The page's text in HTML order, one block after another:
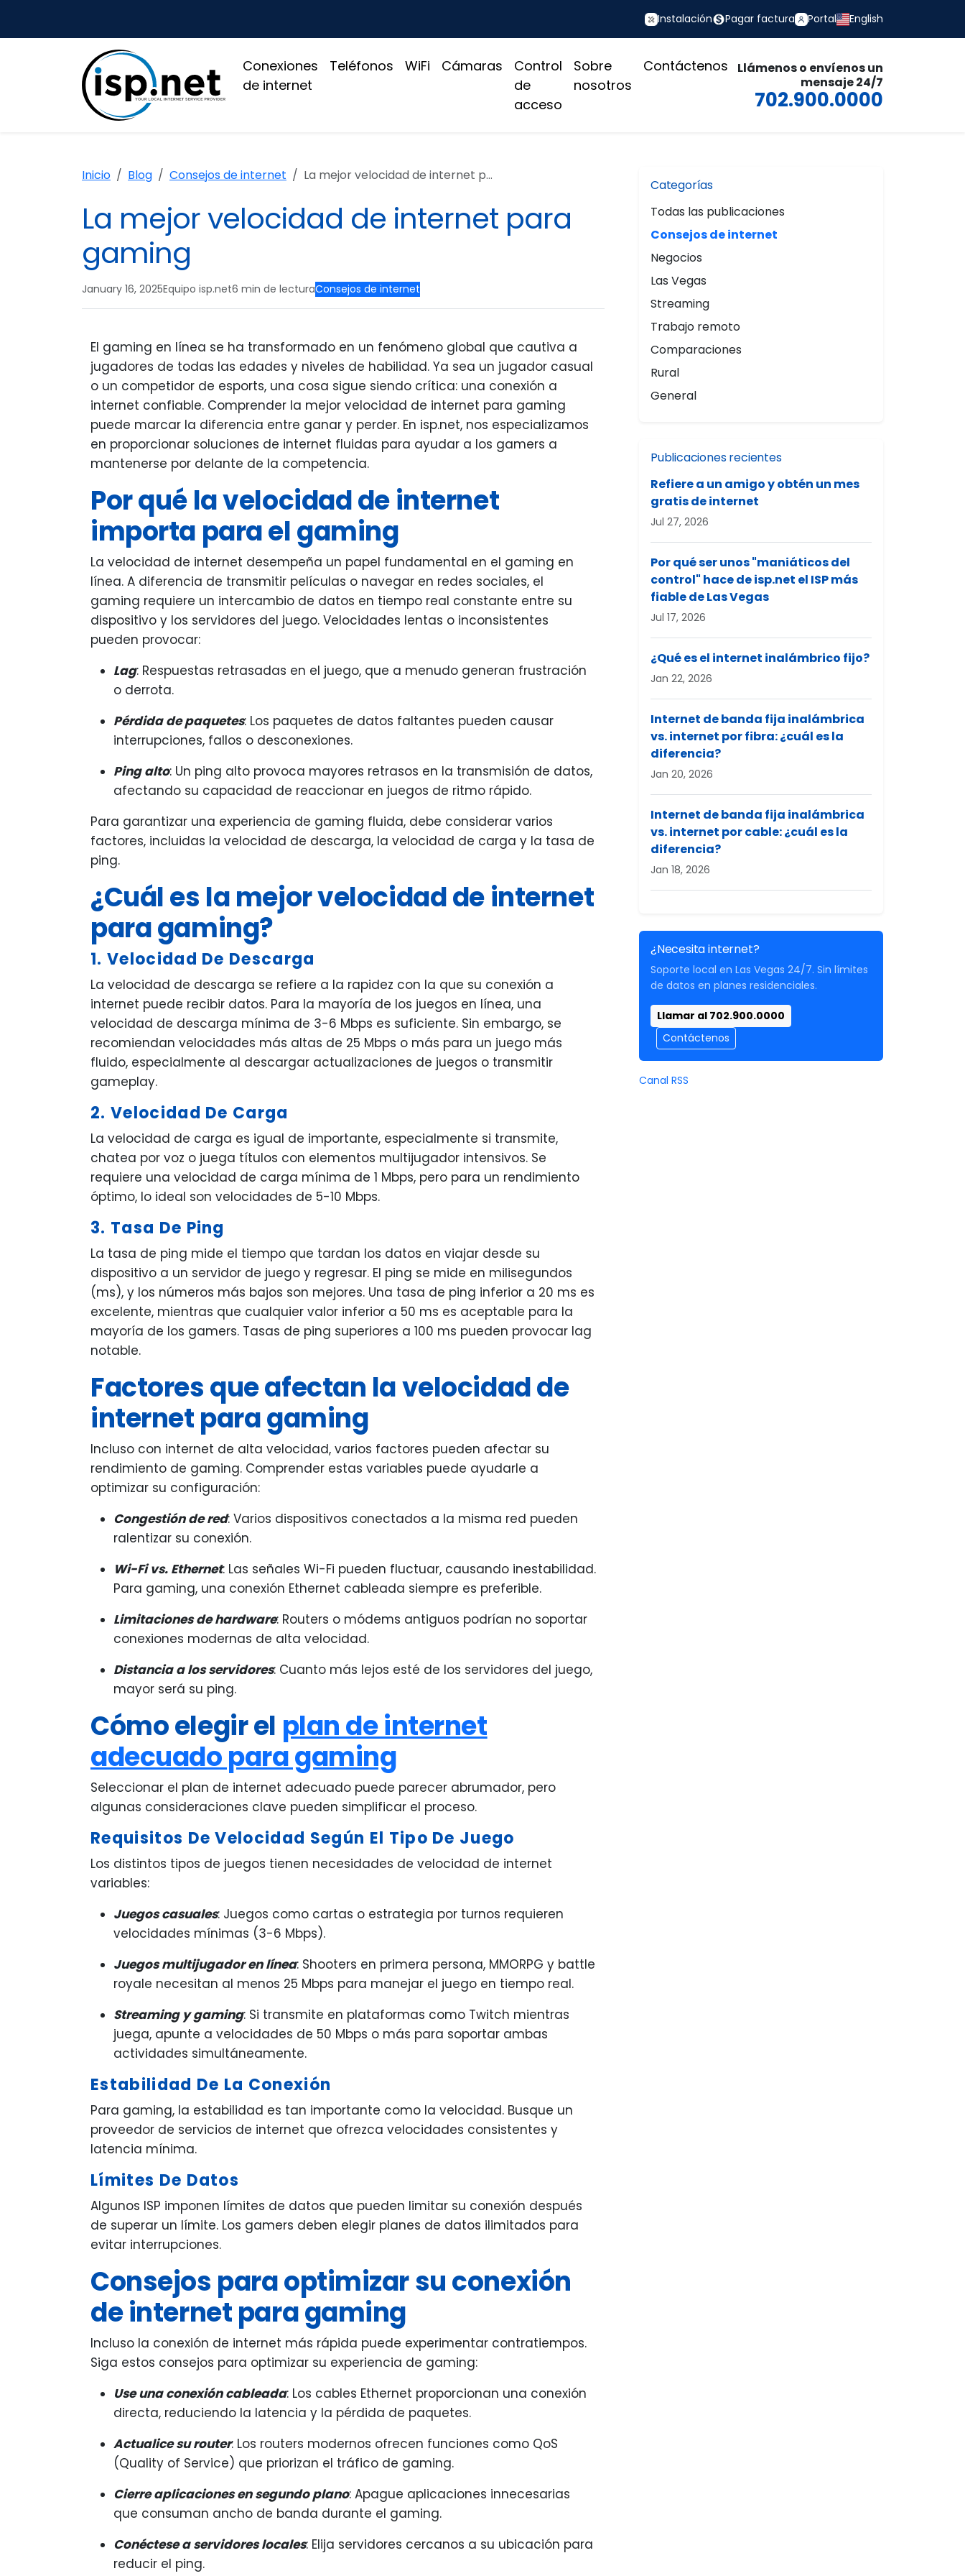
Instalación Pagar factura Portal English
Conexiones
de internet
Teléfonos WiFi Cámaras
Control
de
acceso
Sobre
nosotros
Contáctenos
Llámenos o envíenos un
mensaje 24/7
702.900.0000
Inicio Blog Consejos de internet La mejor velocidad de internet para gaming
La mejor velocidad de internet para
gaming
January 16, 2025Equipo isp.net6 min de lecturaConsejos de internet
El gaming en línea se ha transformado en un fenómeno global que cautiva a
jugadores de todas las edades y niveles de habilidad. Ya sea un jugador casual
o un competidor de esports, una cosa sigue siendo crítica: una conexión a
internet confiable. Comprender la mejor velocidad de internet para gaming
puede marcar la diferencia entre ganar y perder. En isp.net, nos especializamos
en proporcionar soluciones de internet fluidas para ayudar a los gamers a
mantenerse por delante de la competencia.
Por qué la velocidad de internet
importa para el gaming
La velocidad de internet desempeña un papel fundamental en el gaming en
línea. A diferencia de transmitir películas o navegar en redes sociales, el
gaming requiere un intercambio de datos en tiempo real constante entre su
dispositivo y los servidores del juego. Velocidades lentas o inconsistentes
pueden provocar:
Lag: Respuestas retrasadas en el juego, que a menudo generan frustración
o derrota.
Pérdida de paquetes: Los paquetes de datos faltantes pueden causar
interrupciones, fallos o desconexiones.
Ping alto: Un ping alto provoca mayores retrasos en la transmisión de datos,
afectando su capacidad de reaccionar en juegos de ritmo rápido.
Para garantizar una experiencia de gaming fluida, debe considerar varios
factores, incluidas la velocidad de descarga, la velocidad de carga y la tasa de
ping.
¿Cuál es la mejor velocidad de internet
para gaming?
1. Velocidad De Descarga
La velocidad de descarga se refiere a la rapidez con la que su conexión a
internet puede recibir datos. Para la mayoría de los juegos en línea, una
velocidad de descarga mínima de 3-6 Mbps es suficiente. Sin embargo, se
recomiendan velocidades más altas de 25 Mbps o más para un juego más
fluido, especialmente al descargar actualizaciones de juegos o transmitir
gameplay.
2. Velocidad De Carga
La velocidad de carga es igual de importante, especialmente si transmite,
chatea por voz o juega títulos con elementos multijugador intensivos. Se
requiere una velocidad de carga mínima de 1 Mbps, pero para un rendimiento
óptimo, lo ideal son velocidades de 5-10 Mbps.
3. Tasa De Ping
La tasa de ping mide el tiempo que tardan los datos en viajar desde su
dispositivo a un servidor de juego y regresar. El ping se mide en milisegundos
(ms), y los números más bajos son mejores. Una tasa de ping inferior a 20 ms es
excelente, mientras que cualquier valor inferior a 50 ms es aceptable para la
mayoría de los gamers. Tasas de ping superiores a 100 ms pueden provocar lag
notable.
Factores que afectan la velocidad de
internet para gaming
Incluso con internet de alta velocidad, varios factores pueden afectar su
rendimiento de gaming. Comprender estas variables puede ayudarle a
optimizar su configuración:
Congestión de red: Varios dispositivos conectados a la misma red pueden
ralentizar su conexión.
Wi-Fi vs. Ethernet: Las señales Wi-Fi pueden fluctuar, causando inestabilidad.
Para gaming, una conexión Ethernet cableada siempre es preferible.
Limitaciones de hardware: Routers o módems antiguos podrían no soportar
conexiones modernas de alta velocidad.
Distancia a los servidores: Cuanto más lejos esté de los servidores del juego,
mayor será su ping.
Cómo elegir el plan de internet
adecuado para gaming
Seleccionar el plan de internet adecuado puede parecer abrumador, pero
algunas consideraciones clave pueden simplificar el proceso.
Requisitos De Velocidad Según El Tipo De Juego
Los distintos tipos de juegos tienen necesidades de velocidad de internet
variables:
Juegos casuales: Juegos como cartas o estrategia por turnos requieren
velocidades mínimas (3-6 Mbps).
Juegos multijugador en línea: Shooters en primera persona, MMORPG y battle
royale necesitan al menos 25 Mbps para manejar el juego en tiempo real.
Streaming y gaming: Si transmite en plataformas como Twitch mientras
juega, apunte a velocidades de 50 Mbps o más para soportar ambas
actividades simultáneamente.
Estabilidad De La Conexión
Para gaming, la estabilidad es tan importante como la velocidad. Busque un
proveedor de servicios de internet que ofrezca velocidades consistentes y
latencia mínima.
Límites De Datos
Algunos ISP imponen límites de datos que pueden limitar su conexión después
de superar un límite. Los gamers deben elegir planes de datos ilimitados para
evitar interrupciones.
Consejos para optimizar su conexión
de internet para gaming
Incluso la conexión de internet más rápida puede experimentar contratiempos.
Siga estos consejos para optimizar su experiencia de gaming:
Use una conexión cableada: Los cables Ethernet proporcionan una conexión
directa, reduciendo la latencia y la pérdida de paquetes.
Actualice su router: Los routers modernos ofrecen funciones como QoS
(Quality of Service) que priorizan el tráfico de gaming.
Cierre aplicaciones en segundo plano: Apague aplicaciones innecesarias
que consuman ancho de banda durante el gaming.
Conéctese a servidores locales: Elija servidores cercanos a su ubicación para
reducir el ping.
Categorías
Todas las publicaciones
Consejos de internet
Negocios
Las Vegas
Streaming
Trabajo remoto
Comparaciones
Rural
General
Publicaciones recientes
Refiere a un amigo y obtén un mes
gratis de internet
Jul 27, 2026
Por qué ser unos "maniáticos del
control" hace de isp.net el ISP más
fiable de Las Vegas
Jul 17, 2026
¿Qué es el internet inalámbrico fijo?
Jan 22, 2026
Internet de banda fija inalámbrica
vs. internet por fibra: ¿cuál es la
diferencia?
Jan 20, 2026
Internet de banda fija inalámbrica
vs. internet por cable: ¿cuál es la
diferencia?
Jan 18, 2026
¿Necesita internet?
Soporte local en Las Vegas 24/7. Sin límites
de datos en planes residenciales.
Llamar al 702.900.0000
Contáctenos
Canal RSS